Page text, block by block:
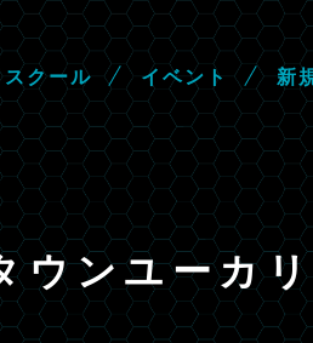
ス クール イ ベ ン ト 新
ウンユーカ